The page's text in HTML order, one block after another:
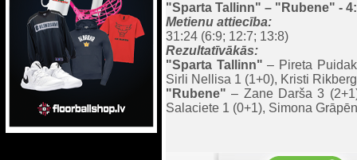
"Sparta Tallinn" – "Rubene" -
Metienu attiecība:
31:24 (6:9; 12:7; 13:8)
Rezultatīvākās:
"Sparta Tallinn"– Pireta
Sirli Nellisa 1 (1+0), Kristi
"Rubene"– Zane Darša 3
Salaciete 1 (0+1), Simona